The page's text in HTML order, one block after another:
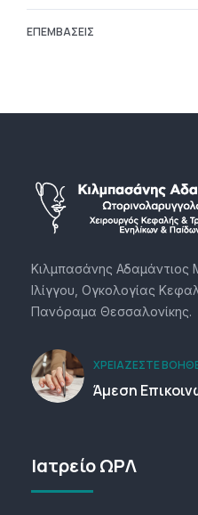
ΕΠΕΜΒΆΣΕΙΣ
Κιλμπασάνης Αδαμάντιος
Ιλίγγου, Ογκολογίας
Πανόραμα Θεσσαλονίκης.
ΧΡΕΙΆΖΕΣΤΕ
Άμεση
Ιατρείο ΩΡΛ